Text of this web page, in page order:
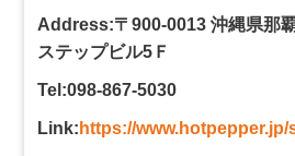
Address:〒900-0013 沖縄県那
ステップビル5Ｆ
Tel:098-867-5030
Link: https://www.hotpepper.jp/